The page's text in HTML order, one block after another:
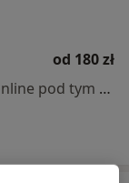
od 180 zł
Specjalista nie oferuje umawiania online pod tym adresem.